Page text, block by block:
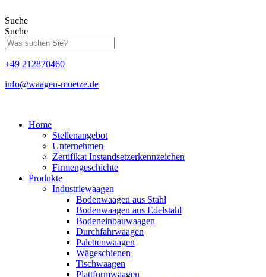
Inhalt
springen
Suche
Suche
+49 212870460
info@waagen-muetze.de
Home
Stellenangebot
Unternehmen
Zertifikat Instandsetzerkennzeichen
Firmengeschichte
Produkte
Industriewaagen
Bodenwaagen aus Stahl
Bodenwaagen aus Edelstahl
Bodeneinbauwaagen
Durchfahrwaagen
Palettenwaagen
Wägeschienen
Tischwaagen
Plattformwaagen